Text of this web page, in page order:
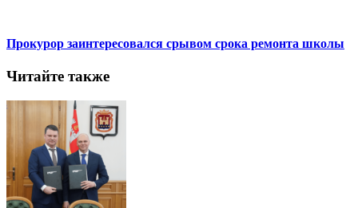
Прокурор заинтересовался срывом срока ремонта школы
Читайте также